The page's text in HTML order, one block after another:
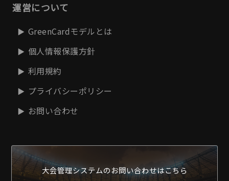
運営について
GreenCardモデルとは
個人情報保護方針
利用規約
プライバシーポリシー
お問い合わせ
大会管理システムのお問い合わせはこちら